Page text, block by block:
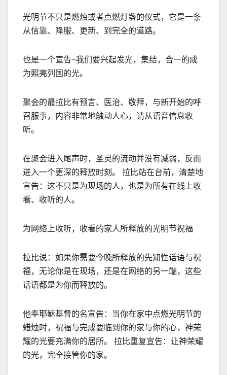
光明节不只是燃烛或者点燃灯盏的仪式，它是一条
从信靠、降服、更新、到完全的道路。
也是一个宣告~我们要兴起发光，集结，合一的成
为照亮列国的光。
聚会的最拉比有预言、医治、敬拜，与新开始的呼
召服事，内容非常地触动人心，请从语音信息收
听。
在聚会进入尾声时，圣灵的流动并没有减弱，反而
进入一个更深的释放时刻。 拉比站在台前，清楚地
宣告：这不只是为现场的人，也是为所有在线上收
看、收听的人。
为网络上收听，收看的家人所释放的光明节祝福
拉比说：如果你需要今晚所释放的先知性话语与祝
福，无论你是在现场，还是在网络的另一端，这些
话语都是为你而释放的。
他奉耶稣基督的名宣告：当你在家中点燃光明节的
蜡烛时，祝福与完成要临到你的家与你的心，神荣
耀的光要充满你的居所。 拉比重复宣告：让神荣耀
的光，完全接管你的家。